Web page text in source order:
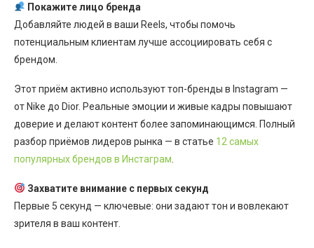
Покажите лицо бренда
Добавляйте людей в ваши Reels, чтобы помочь
потенциальным клиентам лучше ассоциировать себя с
брендом.
Этот приём активно используют топ-бренды в Instagram —
от Nike до Dior. Реальные эмоции и живые кадры повышают
доверие и делают контент более запоминающимся. Полный
разбор приёмов лидеров рынка — в статье 12 самых
популярных брендов в Инстаграм
Захватите внимание с первых секунд
Первые 5 секунд — ключевые: они задают тон и вовлекают
зрителя в ваш контент.